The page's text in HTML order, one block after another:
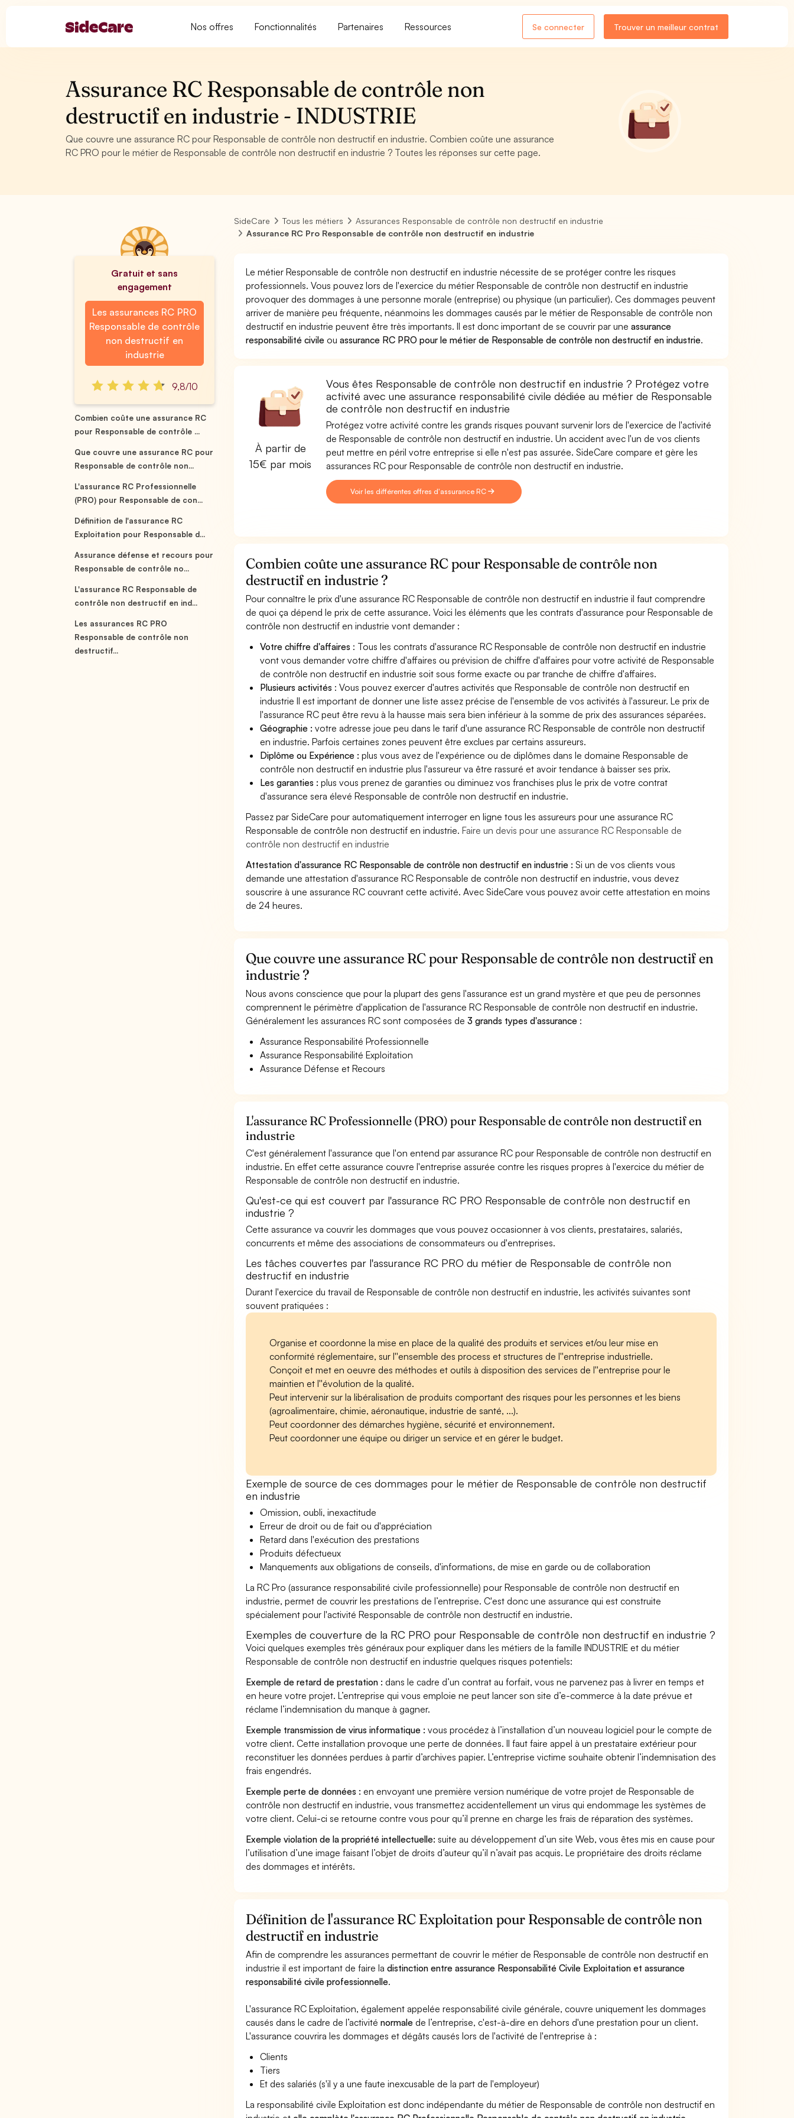
Nos offres Fonctionnalités Partenaires Ressources Se connecter Trouver un meilleur contrat
Assurance RC Responsable de contrôle non
destructif en industrie - INDUSTRIE
Que couvre une assurance RC pour Responsable de contrôle non destructif en industrie. Combien coûte une assurance
RC PRO pour le métier de Responsable de contrôle non destructif en industrie ? Toutes les réponses sur cette page.
Gratuit et sans
engagement
Les assurances RC PRO
Responsable de contrôle
non destructif en
industrie
9,8/10
Combien coûte une assurance RC
pour Responsable de contrôle ...
Que couvre une assurance RC pour
Responsable de contrôle non...
L'assurance RC Professionnelle
(PRO) pour Responsable de con...
Définition de l'assurance RC
Exploitation pour Responsable d...
Assurance défense et recours pour
Responsable de contrôle no...
L'assurance RC Responsable de
contrôle non destructif en ind...
Les assurances RC PRO
Responsable de contrôle non
destructif...
SideCare Tous les métiers
Assurances Responsable de contrôle non destructif en industrie
Assurance RC Pro Responsable de contrôle non destructif en industrie
Le métier Responsable de contrôle non destructif en industrie nécessite de se protéger contre les risques
professionnels. Vous pouvez lors de l'exercice du métier Responsable de contrôle non destructif en industrie
provoquer des dommages à une personne morale (entreprise) ou physique (un particulier). Ces dommages peuvent
arriver de manière peu fréquente, néanmoins les dommages causés par le métier de Responsable de contrôle non
destructif en industrie peuvent être très importants. Il est donc important de se couvrir par uneassurance
responsabilité civile ouassurance RC PRO pour le métier de Responsable de contrôle non destructif en industrie.
À partir de
15€ par mois
Vous êtes Responsable de contrôle non destructif en industrie ? Protégez votre
activité avec une assurance responsabilité civile dédiée au métier de Responsable
de contrôle non destructif en industrie
Protégez votre activité contre les grands risques pouvant survenir lors de l'exercice de l'activité
de Responsable de contrôle non destructif en industrie. Un accident avec l'un de vos clients
peut mettre en péril votre entreprise si elle n'est pas assurée. SideCare compare et gère les
assurances RC pour Responsable de contrôle non destructif en industrie.
Voir les différentes offres d'assurance RC
Combien coûte une assurance RC pour Responsable de contrôle non
destructif en industrie ?
Pour connaître le prix d'une assurance RC Responsable de contrôle non destructif en industrie il faut comprendre
de quoi ça dépend le prix de cette assurance. Voici les éléments que les contrats d'assurance pour Responsable de
contrôle non destructif en industrie vont demander :
Votre chiffre d'affaires : Tous les contrats d'assurance RC Responsable de contrôle non destructif en industrie
vont vous demander votre chiffre d'affaires ou prévision de chiffre d'affaires pour votre activité de Responsable
de contrôle non destructif en industrie soit sous forme exacte ou par tranche de chiffre d'affaires.
Plusieurs activités : Vous pouvez exercer d'autres activités que Responsable de contrôle non destructif en
industrie Il est important de donner une liste assez précise de l'ensemble de vos activités à l'assureur. Le prix de
l'assurance RC peut être revu à la hausse mais sera bien inférieur à la somme de prix des assurances séparées.
Géographie :votre adresse joue peu dans le tarif d'une assurance RC Responsable de contrôle non destructif
en industrie. Parfois certaines zones peuvent être exclues par certains assureurs.
Diplôme ou Expérience :plus vous avez de l'expérience ou de diplômes dans le domaine Responsable de
contrôle non destructif en industrie plus l'assureur va être rassuré et avoir tendance à baisser ses prix.
Les garanties :plus vous prenez de garanties ou diminuez vos franchises plus le prix de votre contrat
d'assurance sera élevé Responsable de contrôle non destructif en industrie.
Passez par SideCare pour automatiquement interroger en ligne tous les assureurs pour une assurance RC
Responsable de contrôle non destructif en industrie.Faire un devis pour une assurance RC Responsable de
contrôle non destructif en industrie
Attestation d'assurance RC Responsable de contrôle non destructif en industrie : Si un de vos clients vous
demande une attestation d'assurance RC Responsable de contrôle non destructif en industrie, vous devez
souscrire à une assurance RC couvrant cette activité. Avec SideCare vous pouvez avoir cette attestation en moins
de 24 heures.
Que couvre une assurance RC pour Responsable de contrôle non destructif en
industrie ?
Nous avons conscience que pour la plupart des gens l'assurance est un grand mystère et que peu de personnes
comprennent le périmètre d'application de l'assurance RC Responsable de contrôle non destructif en industrie.
Généralement les assurances RC sont composées de3 grands types d'assurance :
Assurance Responsabilité Professionnelle
Assurance Responsabilité Exploitation
Assurance Défense et Recours
L'assurance RC Professionnelle (PRO) pour Responsable de contrôle non destructif en
industrie
C'est généralement l'assurance que l'on entend par assurance RC pour Responsable de contrôle non destructif en
industrie. En effet cette assurance couvre l'entreprise assurée contre les risques propres à l'exercice du métier de
Responsable de contrôle non destructif en industrie.
Qu'est-ce qui est couvert par l'assurance RC PRO Responsable de contrôle non destructif en
industrie ?
Cette assurance va couvrir les dommages que vous pouvez occasionner à vos clients, prestataires, salariés,
concurrents et même des associations de consommateurs ou d'entreprises.
Les tâches couvertes par l'assurance RC PRO du métier de Responsable de contrôle non
destructif en industrie
Durant l'exercice du travail de Responsable de contrôle non destructif en industrie, les activités suivantes sont
souvent pratiquées :
Organise et coordonne la mise en place de la qualité des produits et services et/ou leur mise en
conformité réglementaire, sur l''ensemble des process et structures de l''entreprise industrielle.
Conçoit et met en oeuvre des méthodes et outils à disposition des services de l''entreprise pour le
maintien et l''évolution de la qualité.
Peut intervenir sur la libéralisation de produits comportant des risques pour les personnes et les biens
(agroalimentaire, chimie, aéronautique, industrie de santé, ...).
Peut coordonner des démarches hygiène, sécurité et environnement.
Peut coordonner une équipe ou diriger un service et en gérer le budget.
Exemple de source de ces dommages pour le métier de Responsable de contrôle non destructif
en industrie
Omission, oubli, inexactitude
Erreur de droit ou de fait ou d'appréciation
Retard dans l'exécution des prestations
Produits défectueux
Manquements aux obligations de conseils, d'informations, de mise en garde ou de collaboration
La RC Pro (assurance responsabilité civile professionnelle) pour Responsable de contrôle non destructif en
industrie, permet de couvrir les prestations de l’entreprise. C'est donc une assurance qui est construite
spécialement pour l'activité Responsable de contrôle non destructif en industrie.
Exemples de couverture de la RC PRO pour Responsable de contrôle non destructif en industrie ?
Voici quelques exemples très généraux pour expliquer dans les métiers de la famille INDUSTRIE et du métier
Responsable de contrôle non destructif en industrie quelques risques potentiels:
Exemple de retard de prestation : dans le cadre d’un contrat au forfait, vous ne parvenez pas à livrer en temps et
en heure votre projet. L’entreprise qui vous emploie ne peut lancer son site d’e-commerce à la date prévue et
réclame l’indemnisation du manque à gagner.
Exemple transmission de virus informatique : vous procédez à l’installation d’un nouveau logiciel pour le compte de
votre client. Cette installation provoque une perte de données. Il faut faire appel à un prestataire extérieur pour
reconstituer les données perdues à partir d’archives papier. L’entreprise victime souhaite obtenir l’indemnisation des
frais engendrés.
Exemple perte de données : en envoyant une première version numérique de votre projet de Responsable de
contrôle non destructif en industrie, vous transmettez accidentellement un virus qui endommage les systèmes de
votre client. Celui-ci se retourne contre vous pour qu’il prenne en charge les frais de réparation des systèmes.
Exemple violation de la propriété intellectuelle: suite au développement d’un site Web, vous êtes mis en cause pour
l’utilisation d’une image faisant l’objet de droits d’auteur qu’il n’avait pas acquis. Le propriétaire des droits réclame
des dommages et intérêts.
Définition de l'assurance RC Exploitation pour Responsable de contrôle non
destructif en industrie
Afin de comprendre les assurances permettant de couvrir le métier de Responsable de contrôle non destructif en
industrie il est important de faire ladistinction entre assurance Responsabilité Civile Exploitation et assurance
responsabilité civile professionnelle.
L'assurance RC Exploitation, également appelée responsabilité civile générale, couvre uniquement les dommages
causés dans le cadre de l’activiténormale de l’entreprise, c'est-à-dire en dehors d'une prestation pour un client.
L'assurance couvrira les dommages et dégâts causés lors de l'activité de l'entreprise à :
Clients
Tiers
Et des salariés (s'il y a une faute inexcusable de la part de l'employeur)
La responsabilité civile Exploitation est donc indépendante du métier de Responsable de contrôle non destructif en